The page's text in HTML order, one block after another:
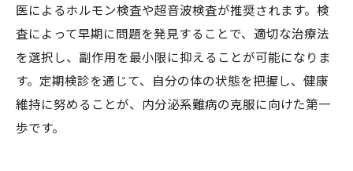
医によるホルモン検査や超音波検査が推奨されます。検
査によって早期に問題を発見することで、適切な治療法
を選択し、副作用を最小限に抑えることが可能になりま
す。定期検診を通じて、自分の体の状態を把握し、健康
維持に努めることが、内分泌系難病の克服に向けた第一
歩です。